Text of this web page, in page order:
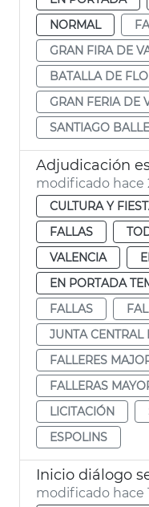
NORMAL
GRAN FIRA DE
BATALLA DE
GRAN FERIA DE
SANTIAGO
modificado hace
CULTURA Y
FALLAS
VALENCIA
EN PORTADA
FALLAS
JUNTA CENTRAL
FALLERES
FALLERAS
LICITACIÓN
ESPOLINS
modificado hace